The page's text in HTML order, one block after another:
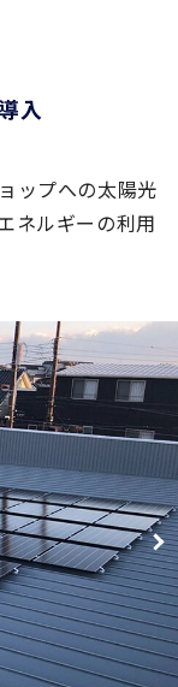
入
ップへの太陽光
ネルギーの利用